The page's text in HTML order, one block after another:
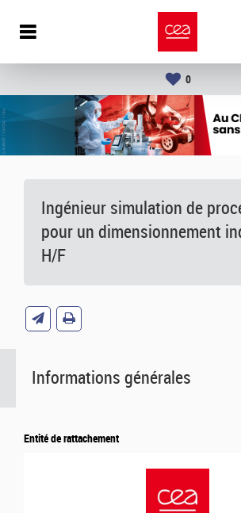
0
Ingénieur simulation de
pour un dimensionnement
H/F
Informations générales
Entité de rattachement